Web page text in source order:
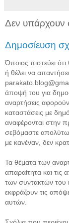
Δεν υπάρχουν
Δημοσίευση
Όποιος πιστεύει
ή θέλει να
άποψή του για
αναρτήσεις
καταστάσεις με
αναφέρονται στην
σεβόμαστε
με κανέναν, δεν
Τα θέματα των
απαραίτητα και τις
των συντακτών του
εκφράζουν τις
αυτών.